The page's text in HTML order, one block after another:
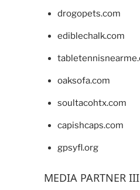
drogopets.com
ediblechalk.com
oaksofa.com
soultacohtx.com
capishcaps.com
gpsyfl.org
MEDIA PARTNER III